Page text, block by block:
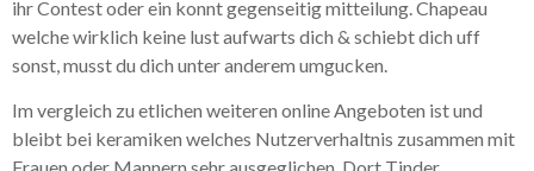
ihr Contest oder ein konnt gegenseitig mitteilung. Chapeau
welche wirklich keine lust aufwarts dich & schiebt dich uff
sonst, musst du dich unter anderem umgucken.
Im vergleich zu etlichen weiteren online Angeboten ist und
bleibt bei keramiken welches Nutzerverhaltnis zusammen mit